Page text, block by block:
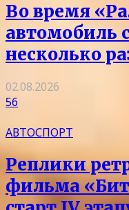
Во время
автомобиль
несколько
02.08.2026
56
АВТОСПОРТ
Реплики
фильма